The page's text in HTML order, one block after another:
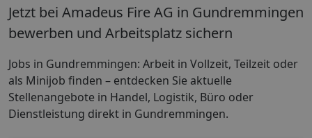
Jetzt bei Amadeus Fire AG in Gundremmingen
bewerben und Arbeitsplatz sichern
Jobs in Gundremmingen: Arbeit in Vollzeit, Teilzeit oder
als Minijob finden – entdecken Sie aktuelle
Stellenangebote in Handel, Logistik, Büro oder
Dienstleistung direkt in Gundremmingen.